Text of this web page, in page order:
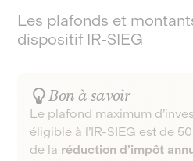
Les plafonds et
dispositif IR-SIEG
Bon à savoir
Le plafond maximum
éligible à l’IR-SIEG est de
de la réduction d’impôt